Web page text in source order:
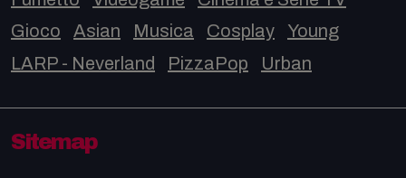
Gioco
Asian Musica Cosplay
Young
LARP - Neverland
PizzaPop Urban
Sitemap